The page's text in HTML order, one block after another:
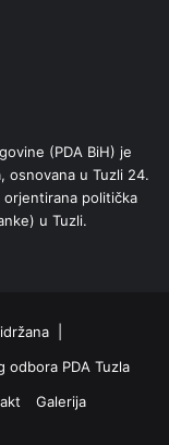
(PDA BiH) je
osnovana u Tuzli 24.
politička
u Tuzli.
|
odbora PDA Tuzla
Galerija